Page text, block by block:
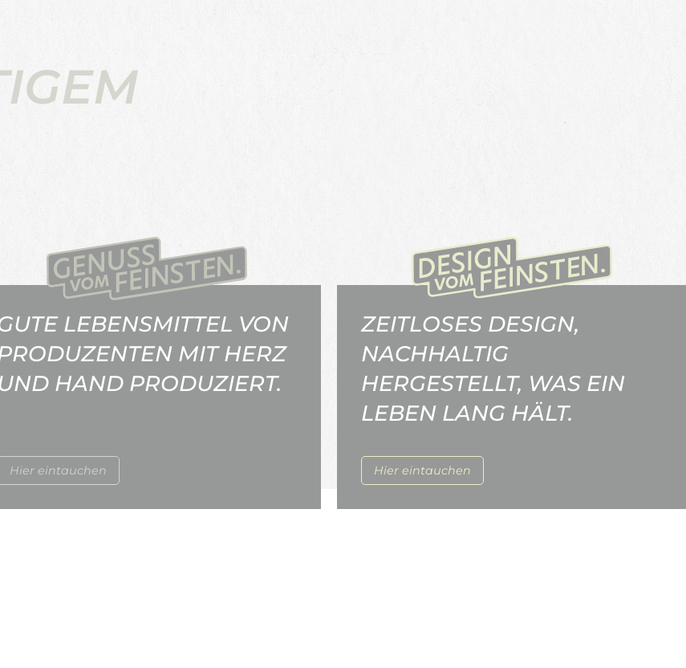
Hier eintauchen
LEBENSMITTEL VON
MIT HERZ
HAND PRODUZIERT.
Hier eintauchen
ZEITLOSES DESIGN,
NACHHALTIG
HERGESTELLT, WAS EIN
LEBEN LANG HÄLT.